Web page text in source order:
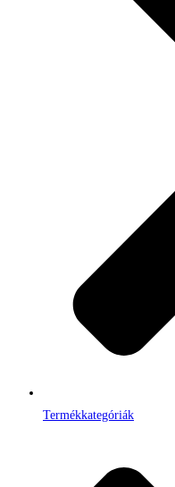
Termékkategóriák